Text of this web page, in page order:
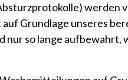
werden
Grundlage unseres
so lange aufbewahrt,